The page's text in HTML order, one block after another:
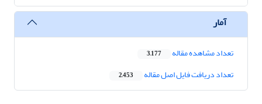
آمار
تعداد مشاهده مقاله 3,177
تعداد دریافت فایل اصل مقاله 2,453